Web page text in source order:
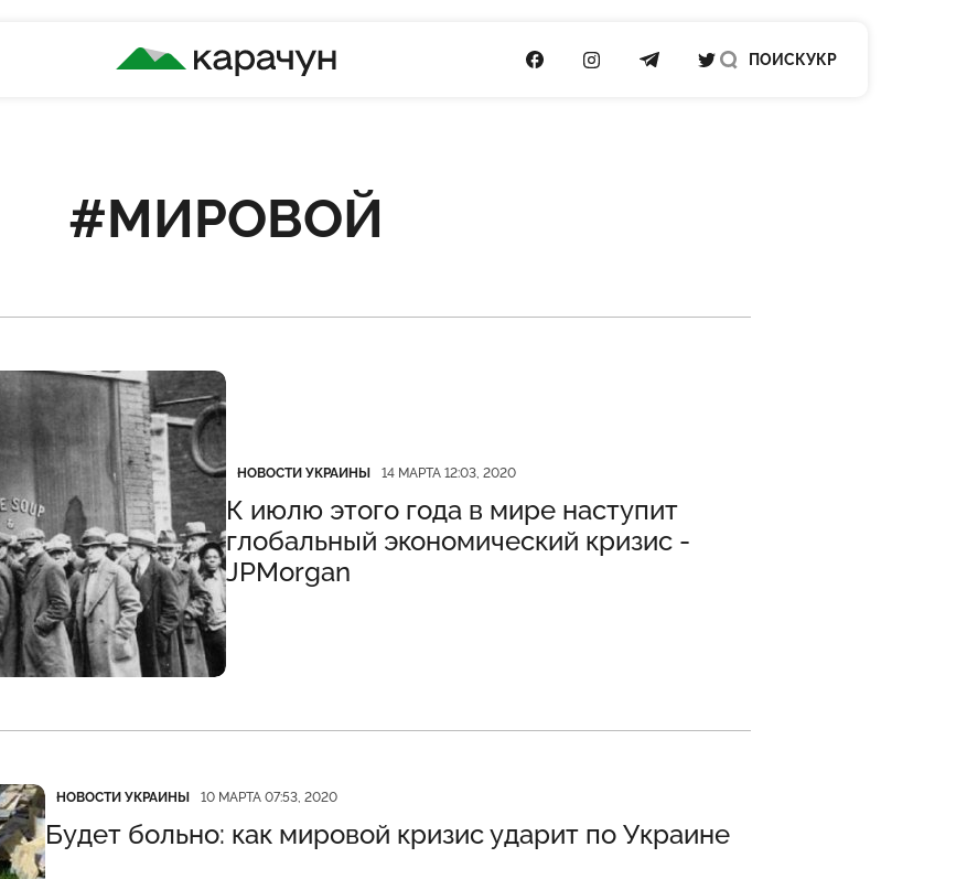
КАРАЧУН
ПОСИЛАННЯ НА FACEBOOK
ПОСИЛАННЯ НА INSTAGRAM
ПОСИЛАННЯ НА TELEGRAM
ПОСИЛАННЯ НА TWITTER
ПОИСКУКР
#МИРОВОЙ
Категория
НОВОСТИ УКРАИНЫ
Дата публикации 14 МАРТА 12:03, 2020
К июлю этого года в мире наступит
глобальный экономический кризис -
JPMorgan
Категория
НОВОСТИ УКРАИНЫ
Дата публикации 10 МАРТА 07:53, 2020
Будет больно: как мировой кризис ударит по Украине